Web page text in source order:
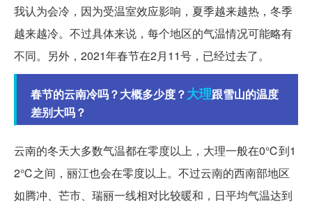
我认为会冷，因为受温室效应影响，夏季越来越热，冬季
越来越冷。不过具体来说，每个地区的气温情况可能略有
不同。另外，2021年春节在2月11号，已经过去了。
春节的云南冷吗？大概多少度？大理跟雪山的温度
差别大吗？
云南的冬天大多数气温都在零度以上，大理一般在0℃到1
2℃之间，丽江也会在零度以上。不过云南的西南部地区
如腾冲、芒市、瑞丽一线相对比较暖和，日平均气温达到